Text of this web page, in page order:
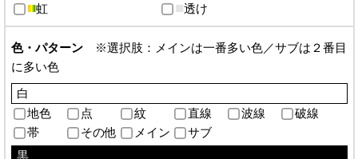
虹
透け
色・パターン※選択肢：メインは一番多い色／サブは２番目
に多い色
白
地色
点 紋 直線 波線
破線
帯
その他 メイン
サブ
黒